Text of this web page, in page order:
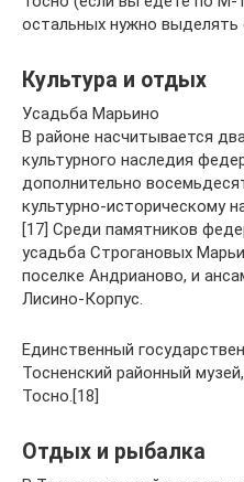
остальных нужно выделять
Культура и отдых
Усадьба Марьино
В районе насчитывается
культурного наследия
дополнительно
культурно-историческому
[17] Среди памятников
усадьба Строгановых
поселке Андрианово, и
Лисино-Корпус.
Единственный
Тосненский районный
Тосно.[18]
Отдых и рыбалка